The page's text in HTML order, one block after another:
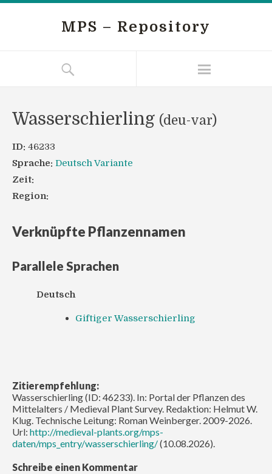
MPS – Repository
Wasserschierling (deu-var)
ID: 46233
Sprache: Deutsch Variante
Zeit:
Region:
Verknüpfte Pflanzennamen
Parallele Sprachen
Deutsch
Giftiger Wasserschierling
Zitierempfehlung:
Wasserschierling (ID: 46233). In: Portal der Pflanzen des
Mittelalters / Medieval Plant Survey. Redaktion: Helmut W.
Klug. Technische Leitung: Roman Weinberger. 2009-2026.
Url: http://medieval-plants.org/mps-
daten/mps_entry/wasserschierling/(10.08.2026).
Schreibe einen Kommentar